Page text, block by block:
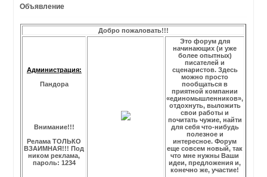
Объявление
Добро пожаловать!!!
Администрация:
Пандора
Внимание!!!
Релама ТОЛЬКО
ВЗАИМНАЯ!!! Под
ником реклама,
пароль: 1234
Это форум для
начинающих (и уже
более опытных)
писателей и
сценаристов. Здесь
можно просто
пообщаться в
приятной компании
«единомышленников»,
отдохнуть, выложить
свои работы и
почитать чужие, найти
для себя что-нибудь
полезное и
интересное. Форум
еще совсем новый, так
что мне нужны Ваши
идеи, предложения и,
конечно же, участие!